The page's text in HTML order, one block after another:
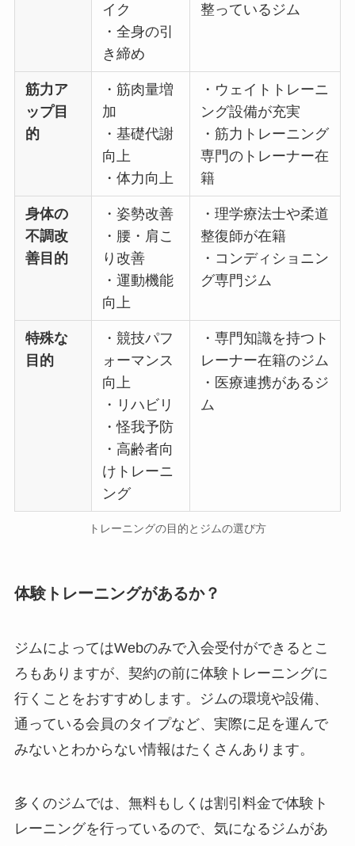
イク
・全身の引
き締め
整っているジム
筋力ア
ップ目
的
・筋肉量増
加
・基礎代謝
向上
・体力向上
・ウェイトトレーニ
ング設備が充実
・筋力トレーニング
専門のトレーナー在
籍
身体の
不調改
善目的
・姿勢改善
・腰・肩こ
り改善
・運動機能
向上
・理学療法士や柔道
整復師が在籍
・コンディショニン
グ専門ジム
特殊な
目的
・競技パフ
ォーマンス
向上
・リハビリ
・怪我予防
・高齢者向
けトレーニ
ング
・専門知識を持つト
レーナー在籍のジム
・医療連携があるジ
ム
トレーニングの目的とジムの選び方
体験トレーニングがあるか？
ジムによってはWebのみで入会受付ができるとこ
ろもありますが、契約の前に体験トレーニングに
行くことをおすすめします。ジムの環境や設備、
通っている会員のタイプなど、実際に足を運んで
みないとわからない情報はたくさんあります。
多くのジムでは、無料もしくは割引料金で体験ト
レーニングを行っているので、気になるジムがあ